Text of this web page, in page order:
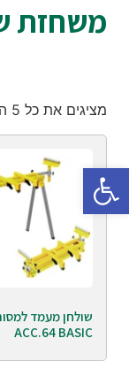
פתח סרגל נגישות
משחזת
מציגים את כל ⁦5⁩ התוצאות
שולחן מעמד
ACC.64 BASIC